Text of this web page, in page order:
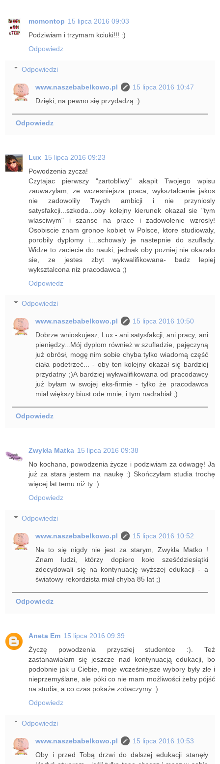
momontop 15 lipca 2016 09:03
Podziwiam i trzymam kciuki!!! :)
Odpowiedz
Odpowiedzi
www.naszebabelkowo.pl
15 lipca 2016 10:47
Dzięki, na pewno się przydadzą :)
Odpowiedz
Lux 15 lipca 2016 09:23
Powodzenia zycza!
Czytajac pierwszy "zartobliwy" akapit Twojego wpisu
zauwazylam, ze wczesniejsza praca, wyksztalcenie jakos
nie zadowolily Twych ambicji i nie przyniosly
satysfakcji...szkoda...oby kolejny kierunek okazal sie "tym
wlasciwym" i szanse na prace i zadowolenie wzrosly!
Osobiscie znam gronoe kobiet w Polsce, ktore studiowaly,
porobily dyplomy i....schowaly je nastepnie do szuflady.
Widze to zaciecie do nauki, jednak oby pozniej nie okazalo
sie, ze jestes zbyt wykwalifikowana- badz lepiej
wyksztalcona niz pracodawca ;)
Odpowiedz
Odpowiedzi
www.naszebabelkowo.pl
15 lipca 2016 10:50
Dobrze wnioskujesz, Lux - ani satysfakcji, ani pracy, ani
pieniędzy...Mój dyplom również w szufladzie, pajęczyną
już obrósł, mogę nim sobie chyba tylko wiadomą część
ciała podetrzeć... - oby ten kolejny okazał się bardziej
przydatny ;)A bardziej wykwalifikowana od pracodawcy
już byłam w swojej eks-firmie - tylko że pracodawca
miał większy biust ode mnie, i tym nadrabiał ;)
Odpowiedz
Zwykła Matka 15 lipca 2016 09:38
No kochana, powodzenia życze i podziwiam za odwagę! Ja
już za stara jestem na naukę :) Skończyłam studia trochę
więcej lat temu niż ty :)
Odpowiedz
Odpowiedzi
www.naszebabelkowo.pl
15 lipca 2016 10:52
Na to się nigdy nie jest za starym, Zwykła Matko !
Znam ludzi, którzy dopiero koło sześćdziesiątki
zdecydowali się na kontynuację wyższej edukacji - a
światowy rekordzista miał chyba 85 lat ;)
Odpowiedz
Aneta Em 15 lipca 2016 09:39
Życzę powodzenia przyszłej studentce :). Też
zastanawiałam się jeszcze nad kontynuacją edukacji, bo
podobnie jak u Ciebie, moje wcześniejsze wybory były złe i
nieprzemyślane, ale póki co nie mam możliwości żeby pójść
na studia, a co czas pokaże zobaczymy :).
Odpowiedz
Odpowiedzi
www.naszebabelkowo.pl
15 lipca 2016 10:53
Oby i przed Tobą drzwi do dalszej edukacji stanęły